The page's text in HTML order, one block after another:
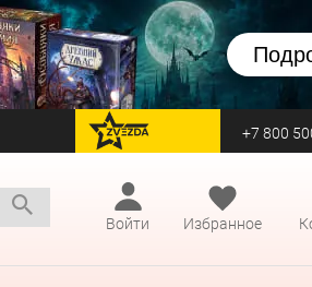
перейти на Zvezda +7 800
Войти
Избранное